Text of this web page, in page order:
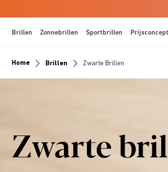
Brillen Zonnebrillen Sportbrillen Prijsconcept
Home Brillen Zwarte Brillen
Zwarte